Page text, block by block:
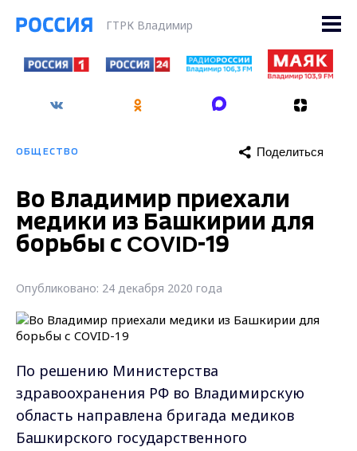
ГТРК Владимир
ОБЩЕСТВО Поделиться
Во Владимир приехали
медики из Башкирии для
борьбы с COVID-19
Опубликовано: 24 декабря 2020 года
По решению Министерства
здравоохранения РФ во Владимирскую
область направлена бригада медиков
Башкирского государственного